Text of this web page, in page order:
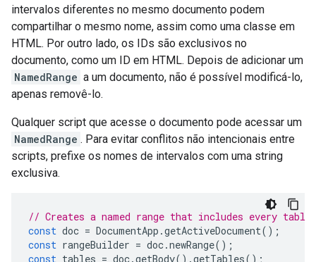
intervalos diferentes no mesmo documento podem
compartilhar o mesmo nome, assim como uma classe em
HTML. Por outro lado, os IDs são exclusivos no
documento, como um ID em HTML. Depois de adicionar um
NamedRange a um documento, não é possível modificá-lo,
apenas removê-lo.
Qualquer script que acesse o documento pode acessar um
NamedRange . Para evitar conflitos não intencionais entre
scripts, prefixe os nomes de intervalos com uma string
exclusiva.
// Creates a named range that includes every
const doc = DocumentApp .getActiveDocument();
const rangeBuilder = doc.newRange();
const tables = doc.getBody().getTables();